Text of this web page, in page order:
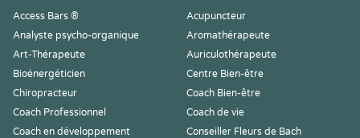
Access Bars ®
Acupuncteur
Analyste psycho-organique
Aromathérapeute
Art-Thérapeute
Auriculothérapeute
Bioénergéticien
Centre Bien-être
Chiropracteur
Coach Bien-être
Coach Professionnel
Coach de vie
Coach en développement
Conseiller Fleurs de Bach